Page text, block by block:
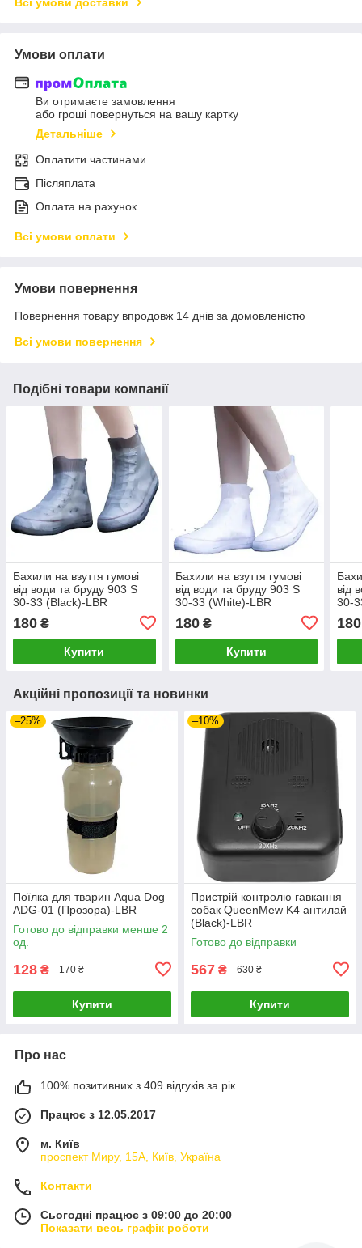
Умови оплати
Ви отримаєте замовлення
або гроші повернуться на вашу картку
Детальніше
Оплатити частинами
Післяплата
Оплата на рахунок
Всі умови оплати
Умови повернення
Повернення товару впродовж 14 днів за домовленістю
Всі умови повернення
Подібні товари компанії
Бахили на взуття гумові
від води та бруду 903 S
30-33 (Black)-LВR
180 ₴
Купити
Бахили на взуття гумові
від води та бруду 903 S
30-33 (White)-LВR
180₴
Купити
від
30-
180
Акційні пропозиції та новинки
–25%
Поїлка для тварин Aqua Dog
ADG-01 (Прозора)-LВR
Готово до відправки менше 2
од.
128 ₴ 170 ₴
Купити
–10%
Пристрій контролю гавкання
собак QueenMew K4 антилай
(Black)-LВR
Готово до відправки
567 ₴ 630 ₴
Купити
Про нас
100% позитивних з 409 відгуків за рік
Працює з 12.05.2017
м. Київ
проспект Миру, 15А, Київ, Україна
Контакти
Сьогодні працює з 09:00 до 20:00
Показати весь графік роботи